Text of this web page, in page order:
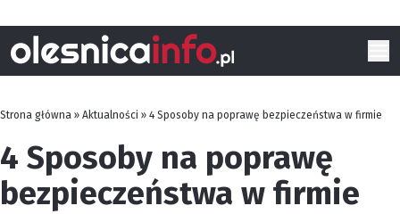
Strona główna » Aktualności » 4 Sposoby na poprawę bezpieczeństwa w firmie
4 Sposoby na poprawę
bezpieczeństwa w firmie